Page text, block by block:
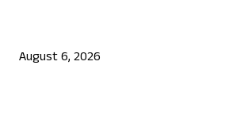
August 6, 2026